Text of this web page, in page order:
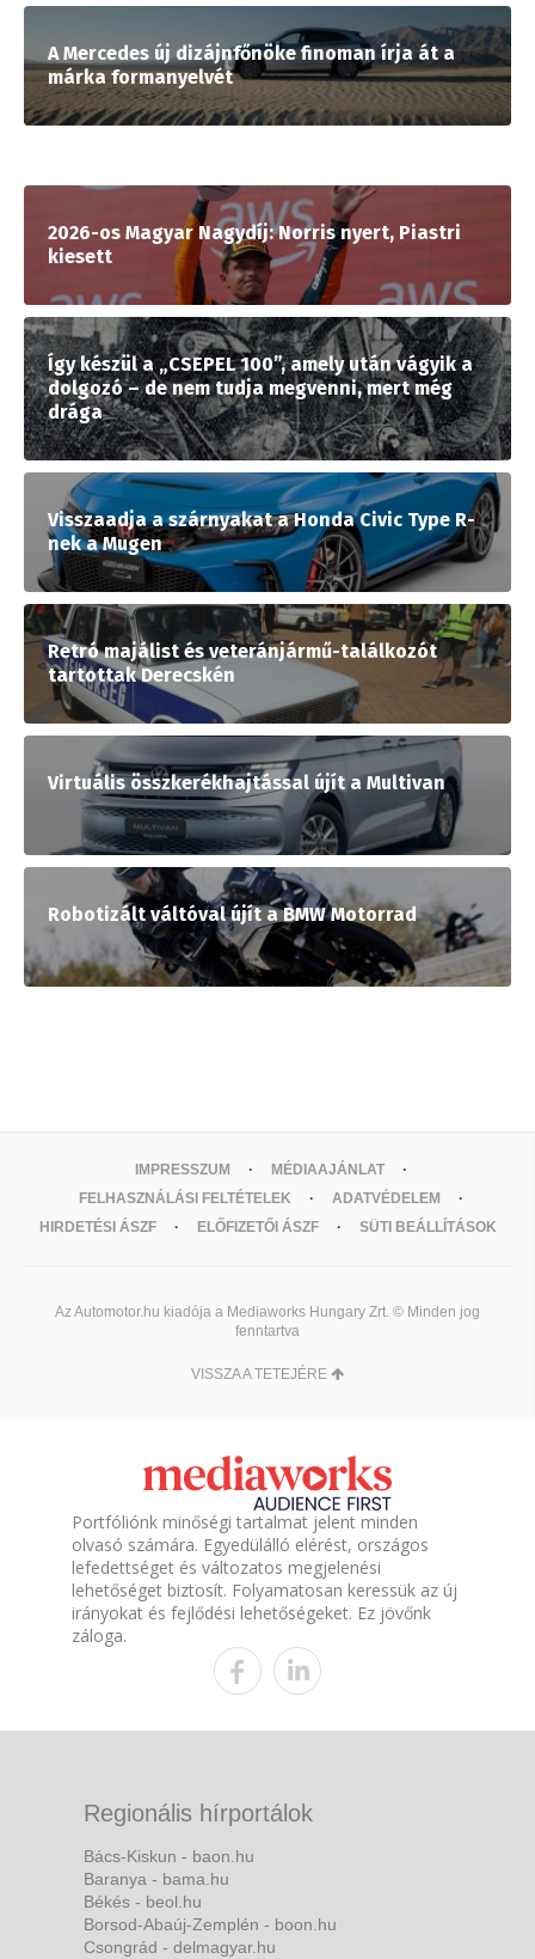
A Mercedes új dizájnfőnöke finoman írja át a
márka formanyelvét
2026-os Magyar Nagydíj: Norris nyert, Piastri
kiesett
Így készül a „CSEPEL 100”, amely után vágyik a
dolgozó – de nem tudja megvenni, mert még
drága
Visszaadja a szárnyakat a Honda Civic Type R-
nek a Mugen
Retró majálist és veteránjármű-találkozót
tartottak Derecskén
Virtuális összkerékhajtással újít a Multivan
Robotizált váltóval újít a BMW Motorrad
IMPRESSZUM
MÉDIAAJÁNLAT
FELHASZNÁLÁSI FELTÉTELEK
ADATVÉDELEM
HIRDETÉSI ÁSZF
ELŐFIZETŐI ÁSZF SÜTI BEÁLLÍTÁSOK
Az Automotor.hu kiadója a Mediaworks Hungary Zrt. © Minden jog
fenntartva
VISSZA A TETEJÉRE
Portfóliónk minőségi tartalmat jelent minden
olvasó számára. Egyedülálló elérést, országos
lefedettséget és változatos megjelenési
lehetőséget biztosít. Folyamatosan keressük az új
irányokat és fejlődési lehetőségeket. Ez jövőnk
záloga.
Regionális hírportálok
Bács-Kiskun - baon.hu
Baranya - bama.hu
Békés - beol.hu
Borsod-Abaúj-Zemplén - boon.hu
Csongrád - delmagyar.hu